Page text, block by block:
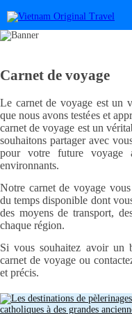
Carnet de voyage
Le carnet de voyage est un
que nous avons testées et
carnet de voyage est un
souhaitons partager avec
pour votre future voyage
environnants.
Notre carnet de voyage
du temps disponible dont
des moyens de transport,
chaque région.
Si vous souhaitez avoir un
carnet de voyage ou
et précis.